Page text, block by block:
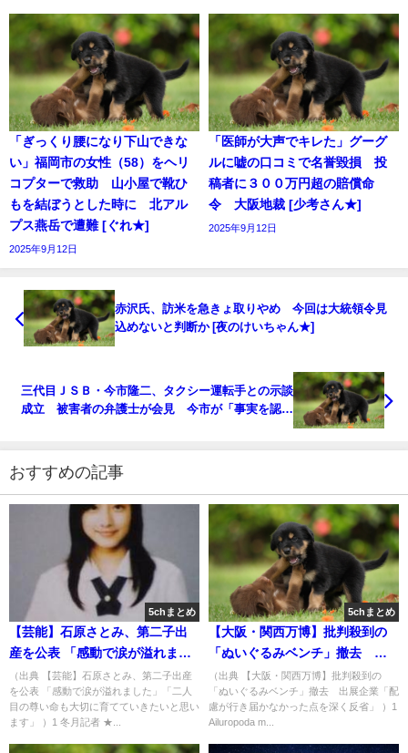
「ぎっくり腰になり下山できな
い」福岡市の女性（58）をヘリ
コプターで救助 山小屋で靴ひ
もを結ぼうとした時に 北アル
プス燕岳で遭難 [ぐれ★]
2025年9月12日
「医師が大声でキレた」グーグ
ルに嘘の口コミで名誉毀損 投
稿者に３００万円超の賠償命
令 大阪地裁 [少考さん★]
2025年9月12日
赤沢氏、訪米を急きょ取りやめ 今回は大統領令見
込めないと判断か [夜のけいちゃん★]
三代目ＪＳＢ・今市隆二、タクシー運転手との示談
成立 被害者の弁護士が会見 今市が「事実を認め
おすすめの記事
5chまとめ
【芸能】石原さとみ、第二子出
産を公表 「感動で涙が溢れまし
た」「二人目の尊い命も大切に
育てていきたいと思います」 [冬
月記者★]
（出典 【芸能】石原さとみ、第二子出産
を公表 「感動で涙が溢れました」「二人
目の尊い命も大切に育てていきたいと思い
ます」 ）1 冬月記者 ★...
5chまとめ
【大阪・関西万博】批判殺到の
「ぬいぐるみベンチ」撤去 出
展企業「配慮が行き届かなかっ
た点を深く反省」 [Ailuropoda
melanoleuca★]
（出典 【大阪・関西万博】批判殺到の
「ぬいぐるみベンチ」撤去 出展企業「配
慮が行き届かなかった点を深く反省」 ）1
Ailuropoda m...